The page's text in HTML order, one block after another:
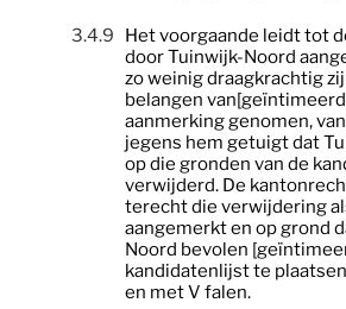
3.4.9
Het voorgaande leidt tot
door Tuinwijk-Noord
zo weinig draagkrachtig
belangen
aanmerking genomen,
jegens hem getuigt dat
op die gronden van de
verwijderd. De
terecht die verwijdering
aangemerkt en op grond
Noord bevolen
kandidatenlijst te
en met V falen.